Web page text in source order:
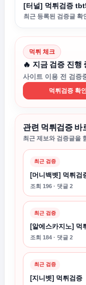
[터널] 먹튀검증
최근 등록된 검증글 확
먹튀 체크
🔥 지금 검증 진행
사이트 이용 전 검증
먹튀검증 확인
관련 먹튀검증 바
최근 제보와 검증글을
최근 검증
[머니백벳] 먹튀검
조회 196 · 댓글 2
최근 검증
[알에스카지노] 먹
조회 184 · 댓글 2
최근 검증
[지니벳] 먹튀검증